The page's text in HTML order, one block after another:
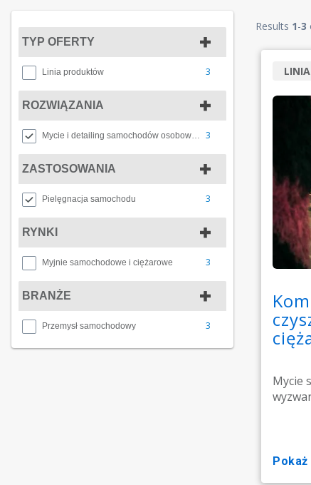
TYP OFERTY
Linia produktów 3
ROZWIĄZANIA
Mycie i detailing samochodów osobowych i ciężarowych 3
ZASTOSOWANIA
Pielęgnacja samochodu 3
RYNKI
Myjnie samochodowe i ciężarowe 3
BRANŻE
Przemysł samochodowy 3
Results 1-3
Mycie